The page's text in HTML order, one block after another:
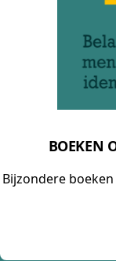
BOEKEN
Bijzondere